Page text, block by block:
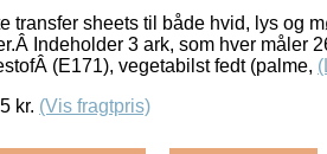
transfer sheets til både hvid, lys og
Indeholder 3 ark, som hver måler
(E171), vegetabilst fedt (palme,
kr. (Vis fragtpris)